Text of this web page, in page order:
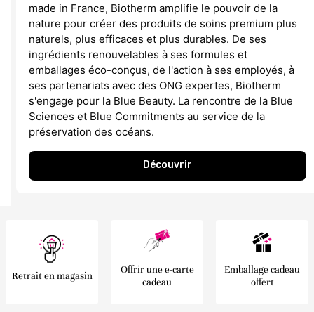
made in France, Biotherm amplifie le pouvoir de la
nature pour créer des produits de soins premium plus
naturels, plus efficaces et plus durables. De ses
ingrédients renouvelables à ses formules et
emballages éco-conçus, de l'action à ses employés, à
ses partenariats avec des ONG expertes, Biotherm
s'engage pour la Blue Beauty. La rencontre de la Blue
Sciences et Blue Commitments au service de la
préservation des océans.
Découvrir
Retrait en magasin
Offrir une e-carte
cadeau
Emballage cadeau
offert